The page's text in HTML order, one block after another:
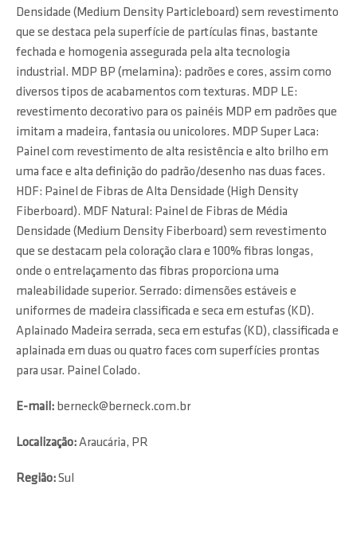
Densidade (Medium Density Particleboard) sem revestimento
que se destaca pela superfície de partículas finas, bastante
fechada e homogenia assegurada pela alta tecnologia
industrial. MDP BP (melamina): padrões e cores, assim como
diversos tipos de acabamentos com texturas. MDP LE:
revestimento decorativo para os painéis MDP em padrões que
imitam a madeira, fantasia ou unicolores. MDP Super Laca:
Painel com revestimento de alta resistência e alto brilho em
uma face e alta definição do padrão/desenho nas duas faces.
HDF: Painel de Fibras de Alta Densidade (High Density
Fiberboard). MDF Natural: Painel de Fibras de Média
Densidade (Medium Density Fiberboard) sem revestimento
que se destacam pela coloração clara e 100% fibras longas,
onde o entrelaçamento das fibras proporciona uma
maleabilidade superior. Serrado: dimensões estáveis e
uniformes de madeira classificada e seca em estufas (KD).
Aplainado Madeira serrada, seca em estufas (KD), classificada e
aplainada em duas ou quatro faces com superfícies prontas
para usar. Painel Colado.
E-mail: berneck@berneck.com.br
Localização:Araucária, PR
Região:Sul